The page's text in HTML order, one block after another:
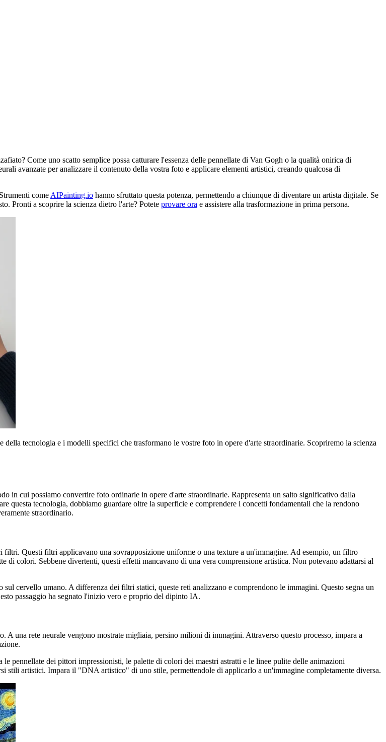
Come uno scatto semplice possa catturare l'essenza delle pennellate di Van Gogh o la qualità onirica di
avanzate per analizzare il contenuto della vostra foto e applicare elementi artistici, creando qualcosa di
comeAIPainting.io hanno sfruttato questa potenza, permettendo a chiunque di diventare un artista digitale. Se
Pronti a scoprire la scienza dietro l'arte? Potete provare ora e assistere alla trasformazione in prima persona.
tecnologia e i modelli specifici che trasformano le vostre foto in opere d'arte straordinarie. Scopriremo la scienza
cui possiamo convertire foto ordinarie in opere d'arte straordinarie. Rappresenta un salto significativo dalla
questa tecnologia, dobbiamo guardare oltre la superficie e comprendere i concetti fondamentali che la rendono
straordinario.
Questi filtri applicavano una sovrapposizione uniforme o una texture a un'immagine. Ad esempio, un filtro
colori. Sebbene divertenti, questi effetti mancavano di una vera comprensione artistica. Non potevano adattarsi al
cervello umano. A differenza dei filtri statici, queste reti analizzano e comprendono le immagini. Questo segna un
passaggio ha segnato l'inizio vero e proprio del dipinto IA.
una rete neurale vengono mostrate migliaia, persino milioni di immagini. Attraverso questo processo, impara a
pennellate dei pittori impressionisti, le palette di colori dei maestri astratti e le linee pulite delle animazioni
stili artistici. Impara il "DNA artistico" di uno stile, permettendole di applicarlo a un'immagine completamente diversa.